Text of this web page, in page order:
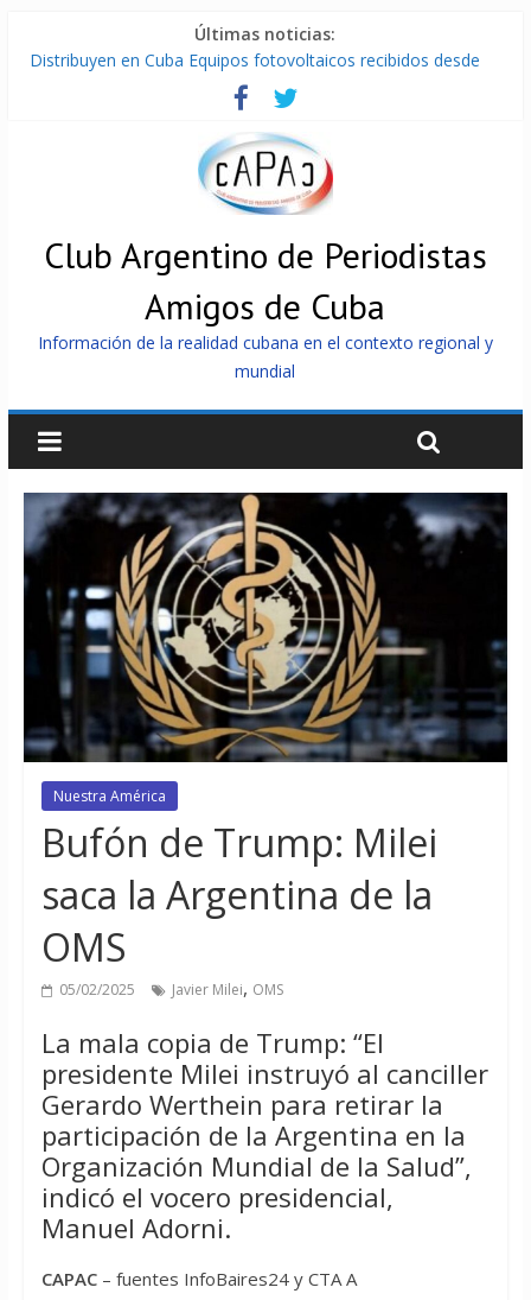
Últimas noticias:
Distribuyen en Cuba Equipos fotovoltaicos recibidos desde
La ONU condena medidas de EE.UU contra Cuba
Cuba alerta sobre doctrina militar de dominación de EEUU
Nuevas sanciones de EEUU contra Cuba apuntan a la
cooperación militar con Rusia y China
Brutal represión contra los que marchan para que no se
venda la patria
Club Argentino de Periodistas
Amigos de Cuba
Información de la realidad cubana en el contexto regional y
mundial
Nuestra América
Bufón de Trump: Milei
saca la Argentina de la
OMS
05/02/2025 Javier Milei, OMS
La mala copia de Trump: “El
presidente Milei instruyó al canciller
Gerardo Werthein para retirar la
participación de la Argentina en la
Organización Mundial de la Salud”,
indicó el vocero presidencial,
Manuel Adorni.
CAPAC – fuentes InfoBaires24 y CTA A